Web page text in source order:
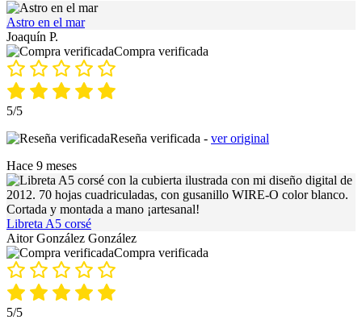
Astro en el mar
Joaquín P.
Compra verificada
5/5
Reseña verificada - ver original
Hace 9 meses
Libreta A5 corsé
Aitor González González
Compra verificada
5/5